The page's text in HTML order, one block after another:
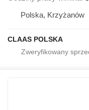
Polska, Krzyżanów
CLAAS POLSKA